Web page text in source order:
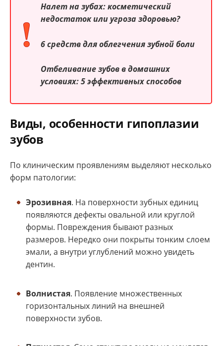
Налет на зубах: косметический
недостаток или угроза здоровью?
6 средств для облегчения зубной боли
Отбеливание зубов в домашних
условиях: 5 эффективных способов
Виды, особенности гипоплазии
зубов
По клиническим проявлениям выделяют несколько
форм патологии:
Эрозивная. На поверхности зубных единиц
появляются дефекты овальной или круглой
формы. Повреждения бывают разных
размеров. Нередко они покрыты тонким слоем
эмали, а внутри углублений можно увидеть
дентин.
Волнистая. Появление множественных
горизонтальных линий на внешней
поверхности зубов.